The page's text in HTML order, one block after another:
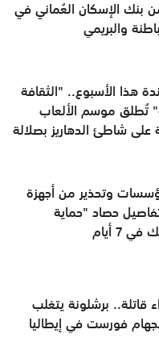
بنك الإسكان العُماني في
والبريمي
هذا الأسبوع.. "الثقافة
تُطلق موسم الألعاب
على شاطئ الدهاريز بصلالة
وتحذير من أجهزة
حصاد "حماية
7 أيام
قاتلة.. برشلونة يتغلب
فورست في إيطاليا